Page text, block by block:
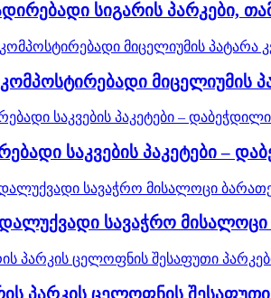
სიგარის პარკები,
მიცელიუმის
საკვების პაკეტები –
სავაჭრო მისალოცი
პარკის ცელოფნის